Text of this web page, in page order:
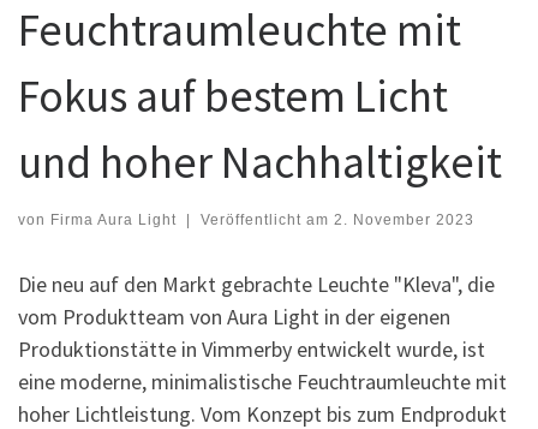
Feuchtraumleuchte mit
Fokus auf bestem Licht
und hoher Nachhaltigkeit
von Firma Aura Light | Veröffentlicht am 2. November 2023
Die neu auf den Markt gebrachte Leuchte "Kleva", die
vom Produktteam von Aura Light in der eigenen
Produktionstätte in Vimmerby entwickelt wurde, ist
eine moderne, minimalistische Feuchtraumleuchte mit
hoher Lichtleistung. Vom Konzept bis zum Endprodukt